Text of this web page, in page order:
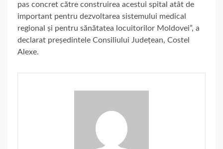
pas concret către construirea acestui spital atât de
important pentru dezvoltarea sistemului medical
regional și pentru sănătatea locuitorilor Moldovei”, a
declarat președintele Consiliului Județean, Costel
Alexe.